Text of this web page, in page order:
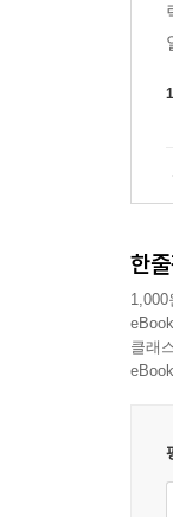
한
클래